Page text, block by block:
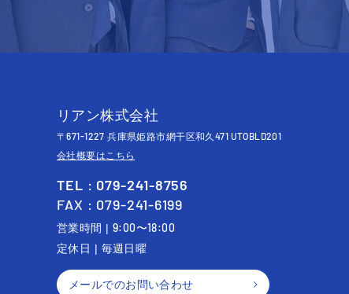
リアン株式会社
〒671-1227 兵庫県姫路市網干区和久 471 UTOBLD201
会社概要はこちら
TEL : 079-241-8756
FAX : 079-241-6199
営業時間 | 9:00〜18:00
定休日 | 毎週日曜
メールでのお問い合わせ